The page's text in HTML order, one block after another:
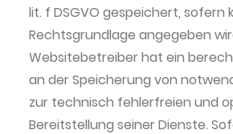
lit. f DSGVO gespeichert, sofern
Rechtsgrundlage angegeben
Websitebetreiber hat ein
an der Speicherung von
zur technisch fehlerfreien und
Bereitstellung seiner Dienste.